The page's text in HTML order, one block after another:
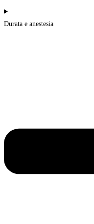
Durata e anestesia